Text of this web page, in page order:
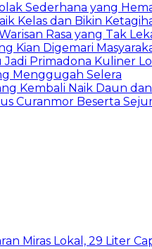
Sederhana yang
Kelas dan Bikin
Rasa yang Tak
Kian Digemari
Primadona Kuliner
Menggugah Selera
Kembali Naik Daun
Curanmor Beserta
Miras Lokal, 29 Liter